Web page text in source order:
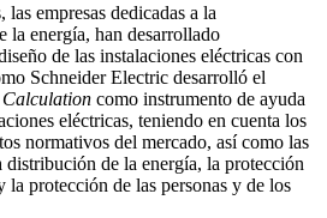
empresas dedicadas a la
la energía, han desarrollado
de las instalaciones eléctricas con
Schneider Electric desarrolló el
como instrumento de ayuda
eléctricas, teniendo en cuenta los
normativos del mercado, así como las
de la energía, la protección
la protección de las personas y de los